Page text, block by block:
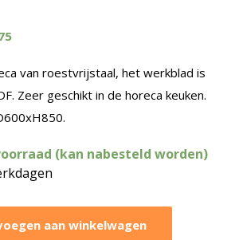
van roestvrijstaal, het werkblad is
Zeer geschikt in de horeca keuken.
(kan nabesteld worden)
aan winkelwagen